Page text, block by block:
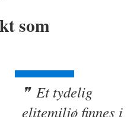
som
Et tydelig
elitemiljø finnes i